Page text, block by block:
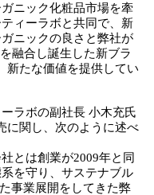
ニック化粧品市場を牽
ィーラボと共同で、新
ニックの良さと弊社が
融合し誕生した新ブラ
新たな価値を提供してい
ラボの副社長 小木充氏
に関し、次のように述べ
とは創業が2009年と同
を守り、サステナブル
事業展開をしてきた弊